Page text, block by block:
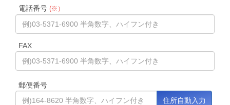
電話番号(※）
FAX
郵便番号